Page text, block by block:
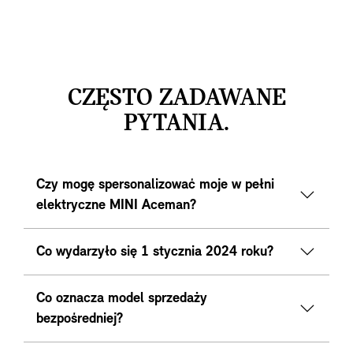
CZĘSTO ZADAWANE
PYTANIA.
Czy mogę spersonalizować moje w pełni
elektryczne MINI Aceman?
Co wydarzyło się 1 stycznia 2024 roku?
Co oznacza model sprzedaży
bezpośredniej?